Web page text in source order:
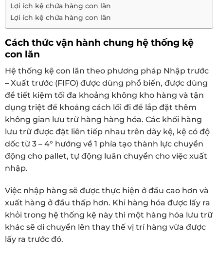
Lợi ích kệ chứa hàng con lăn
Lợi ích kệ chứa hàng con lăn
Cách thức vận hành chung hệ thống kệ
con lăn
Hệ thống kệ con lăn theo phương pháp Nhập trước
– Xuất trước (FIFO) được dùng phổ biến, được dùng
để tiết kiệm tối đa khoảng không kho hàng và tận
dụng triệt để khoảng cách lối đi để lắp đặt thêm
không gian lưu trữ hàng hàng hóa. Các khối hàng
lưu trữ được đặt liên tiếp nhau trên dãy kệ, kệ có độ
dốc từ 3 – 4° hướng về 1 phía tạo thành lực chuyển
động cho pallet, tự động luân chuyển cho việc xuất
nhập.
Việc nhập hàng sẽ được thực hiện ở đầu cao hơn và
xuất hàng ở đầu thấp hơn. Khi hàng hóa được lấy ra
khỏi trong hệ thống kệ này thì một hàng hóa lưu trữ
khác sẽ di chuyển lên thay thế vị trí hàng vừa được
lấy ra trước đó.